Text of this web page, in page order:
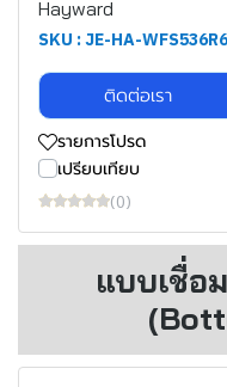
Hayward
SKU : JE-HA-WFS536R6
ติดต่อเรา
รายการโปรด
เปรียบเทียบ
(0)
แบบเชื่อ